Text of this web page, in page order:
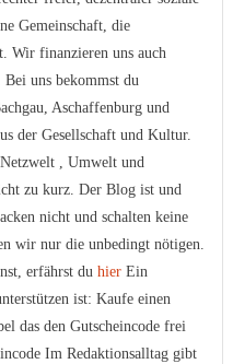
Gemeinschaft, die
Wir finanzieren uns auch
Bei uns bekommst du
Aschaffenburg und
der Gesellschaft und Kultur.
, Umwelt und
zu kurz. Der Blog ist und
nicht und schalten keine
wir nur die unbedingt nötigen.
erfährst du hierEin
ist: Kaufe einen
das den Gutscheincode frei
Im Redaktionsalltag gibt